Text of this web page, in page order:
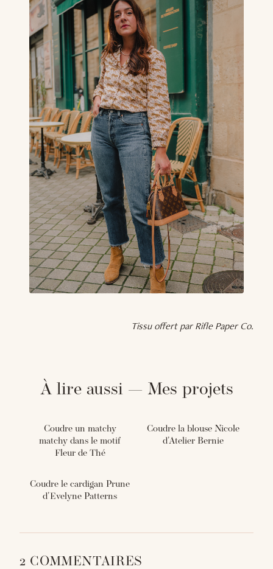
Tissu offert par Rifle Paper Co.
À lire aussi — Mes projets
Coudre un matchy
matchy dans le motif
Fleur de Thé
Coudre la blouse Nicole
d'Atelier Bernie
Coudre le cardigan Prune
d'Evelyne Patterns
2 COMMENTAIRES